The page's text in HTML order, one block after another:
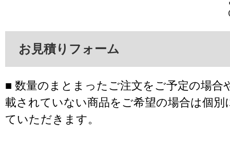
お見積りフォーム
■ 数量のまとまったご注文をご予定の場合
載されていない商品をご希望の場合は個別
ていただきます。